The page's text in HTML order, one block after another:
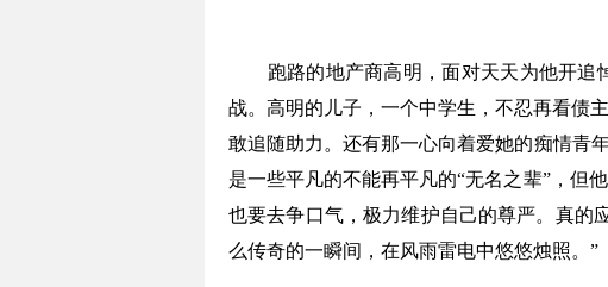
跑路的地产商高明，面对天天为他开追悼
战。高明的儿子，一个中学生，不忍再看债
敢追随助力。还有那一心向着爱她的痴情青
是一些平凡的不能再平凡的“无名之辈”，但
也要去争口气，极力维护自己的尊严。真的
么传奇的一瞬间，在风雨雷电中悠悠烛照。”